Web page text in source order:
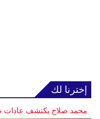
إخترنا لك
محمد صلاح يكتشف عادات